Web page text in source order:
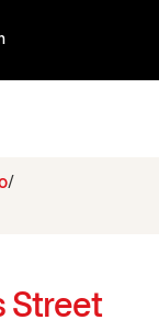
Street